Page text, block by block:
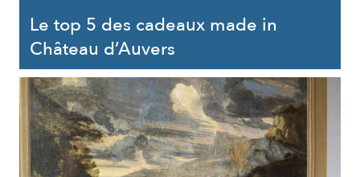
Le top 5 des cadeaux made in
Château d’Auvers